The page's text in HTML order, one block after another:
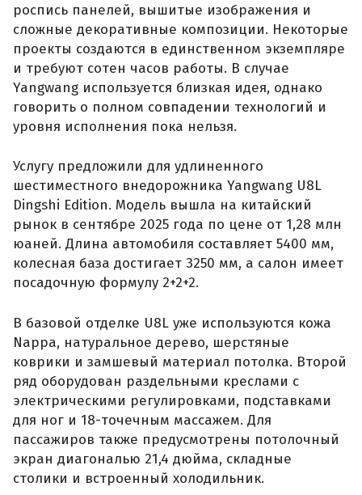
роспись панелей, вышитые изображения и
сложные декоративные композиции. Некоторые
проекты создаются в единственном экземпляре
и требуют сотен часов работы. В случае
Yangwang используется близкая идея, однако
говорить о полном совпадении технологий и
уровня исполнения пока нельзя.
Услугу предложили для удлиненного
шестиместного внедорожника Yangwang U8L
Dingshi Edition. Модель вышла на китайский
рынок в сентябре 2025 года по цене от 1,28 млн
юаней. Длина автомобиля составляет 5400 мм,
колесная база достигает 3250 мм, а салон имеет
посадочную формулу 2+2+2.
В базовой отделке U8L уже используются кожа
Nappa, натуральное дерево, шерстяные
коврики и замшевый материал потолка. Второй
ряд оборудован раздельными креслами с
электрическими регулировками, подставками
для ног и 18-точечным массажем. Для
пассажиров также предусмотрены потолочный
экран диагональю 21,4 дюйма, складные
столики и встроенный холодильник.